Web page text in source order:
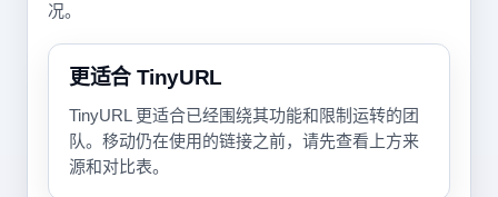
况。
更适合 TinyURL
TinyURL 更适合已经围绕其功能和限制运转的团
队。移动仍在使用的链接之前，请先查看上方来
源和对比表。